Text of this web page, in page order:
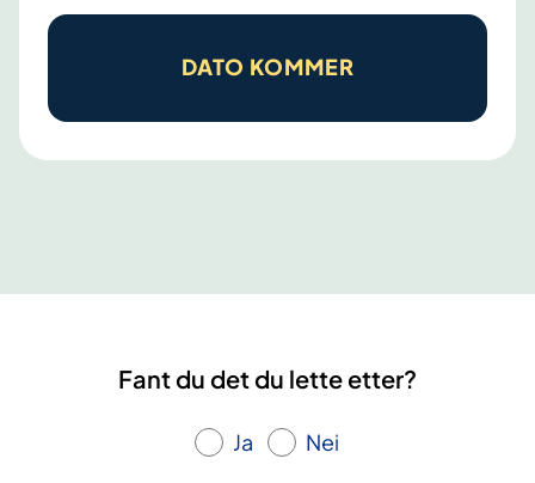
e
r
e
L
r
DATO KOMMER
Fant du det du lette etter?
Ja Nei